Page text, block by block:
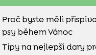
Proč byste měli
psy během Vánoc
Tipy na nejlepší dary